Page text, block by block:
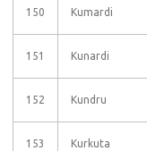
150 Kumardi
151 Kunardi
152 Kundru
153 Kurkuta